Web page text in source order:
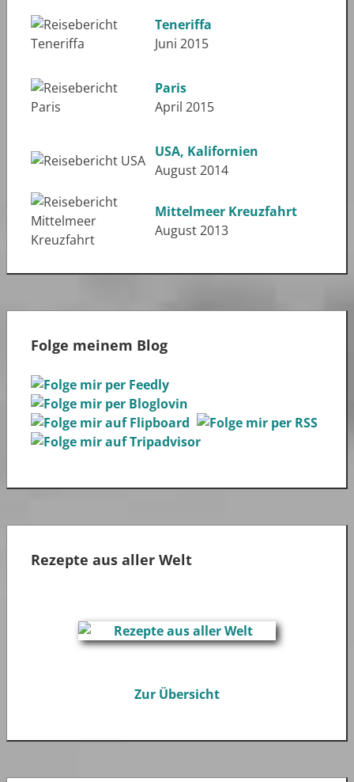
Teneriffa
Juni 2015
Paris
April 2015
USA, Kalifornien
August 2014
Mittelmeer Kreuzfahrt
August 2013
Folge meinem Blog
Rezepte aus aller Welt
Zur Übersicht